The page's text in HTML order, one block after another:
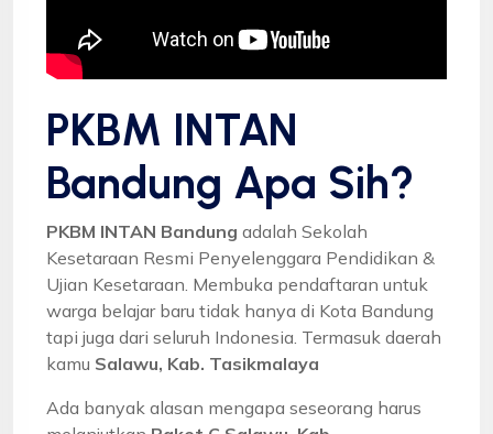
PKBM INTAN
Bandung Apa Sih?
PKBM INTAN Bandung adalah Sekolah
Kesetaraan Resmi Penyelenggara Pendidikan &
Ujian Kesetaraan. Membuka pendaftaran untuk
warga belajar baru tidak hanya di Kota Bandung
tapi juga dari seluruh Indonesia. Termasuk daerah
kamu Salawu, Kab. Tasikmalaya
Ada banyak alasan mengapa seseorang harus